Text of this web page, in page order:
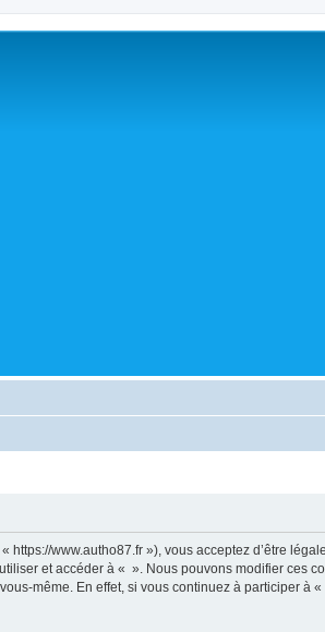
www.autho87.fr »), vous acceptez d’être
et accéder à « ». Nous pouvons modifier ces
même. En effet, si vous continuez à participer à